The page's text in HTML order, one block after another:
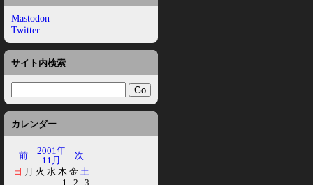
Mastodon
Twitter
サイト内検索
カレンダー
前
2001年
11月
次
日 月 火 水 木 金 土
1
2
3